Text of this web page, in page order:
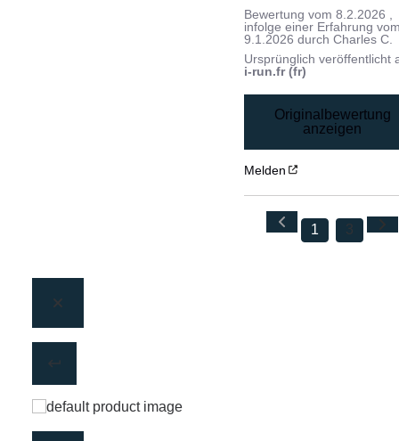
Bewertung vom8.2.2026 ,
infolge einer Erfahrung
9.1.2026 durchCharles C.
Ursprünglich veröffentlicht
i-run.fr (fr)
Originalbewertung
anzeigen
Melden
1 3